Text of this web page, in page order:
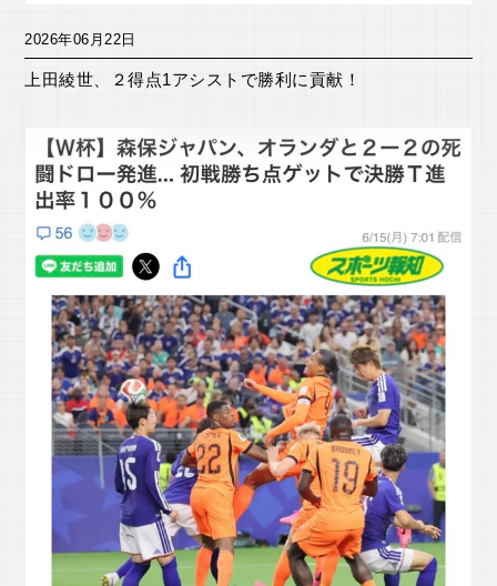
2026年06月22日
上田綾世、２得点1アシストで勝利に貢献！